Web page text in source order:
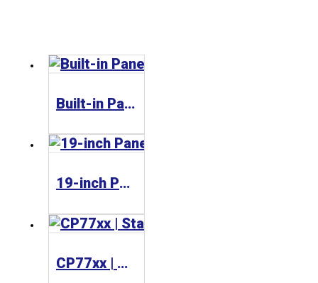
Built-in Panel PC C36xx
19-inch Panel PC C33xx
CP77xx | Stainless steel Panel PCs